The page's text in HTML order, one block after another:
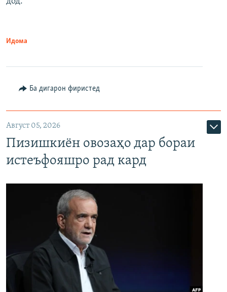
Идома
Ба дигарон фиристед
Август 05, 2026
Пизишкиён овозаҳо дар бораи
истеъфояшро рад кард